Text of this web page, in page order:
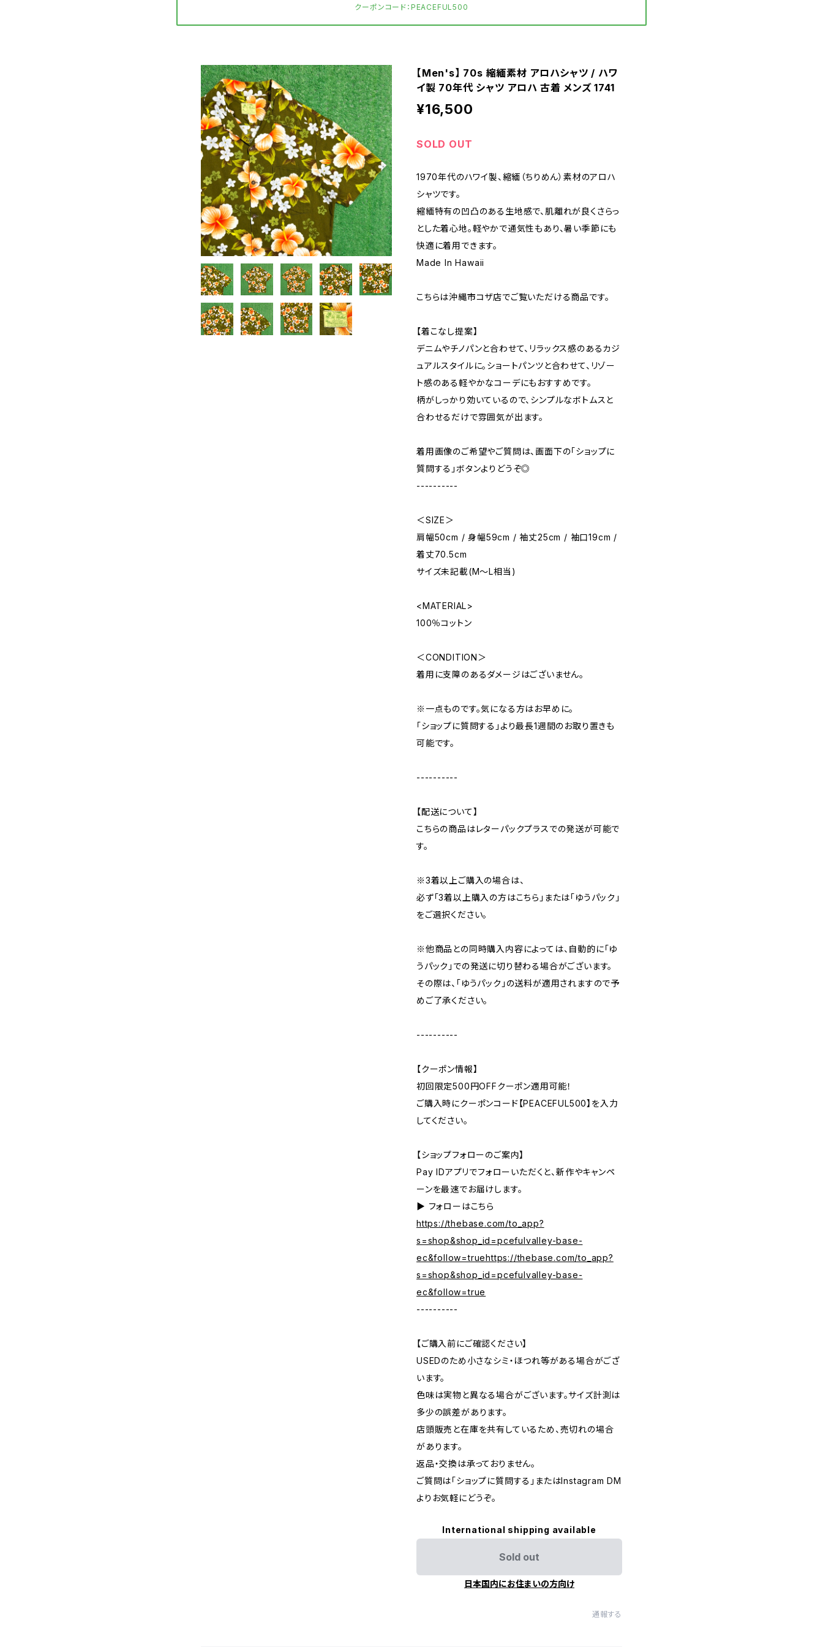
クーポンコード：PEACEFUL500
【Men's】 70s 縮緬素材 アロハシャツ / ハワ
イ製 70年代 シャツ アロハ 古着 メンズ 1741
¥16,500
SOLD OUT
1970年代のハワイ製、縮緬（ちりめん）素材のアロハ
シャツです。
縮緬特有の凹凸のある生地感で、肌離れが良くさらっ
とした着心地。軽やかで通気性もあり、暑い季節にも
快適に着用できます。
Made In Hawaii
こちらは沖縄市コザ店でご覧いただける商品です。
【着こなし提案】
デニムやチノパンと合わせて、リラックス感のあるカジ
ュアルスタイルに。ショートパンツと合わせて、リゾー
ト感のある軽やかなコーデにもおすすめです。
柄がしっかり効いているので、シンプルなボトムスと
合わせるだけで雰囲気が出ます。
着用画像のご希望やご質問は、画面下の「ショップに
質問する」ボタンよりどうぞ◎
----------
＜SIZE＞
肩幅50cm / 身幅59cm / 袖丈25cm / 袖口19cm /
着丈70.5cm
サイズ未記載(M～L相当)
<MATERIAL>
100％コットン
＜CONDITION＞
着用に支障のあるダメージはございません。
※一点ものです。気になる方はお早めに。
「ショップに質問する」より最長1週間のお取り置きも
可能です。
----------
【配送について】
こちらの商品はレターパックプラスでの発送が可能で
す。
※3着以上ご購入の場合は、
必ず「3着以上購入の方はこちら」または「ゆうパック」
をご選択ください。
※他商品との同時購入内容によっては、自動的に「ゆ
うパック」での発送に切り替わる場合がございます。
その際は、「ゆうパック」の送料が適用されますので予
めご了承ください。
----------
【クーポン情報】
初回限定500円OFFクーポン適用可能！
ご購入時にクーポンコード【PEACEFUL500】を入力
してください。
【ショップフォローのご案内】
Pay IDアプリでフォローいただくと、新作やキャンペ
ーンを最速でお届けします。
▶︎ フォローはこちら
https://thebase.com/to_app?
s=shop&shop_id=pcefulvalley-base-
ec&follow=truehttps://thebase.com/to_app?
s=shop&shop_id=pcefulvalley-base-
ec&follow=true
----------
【ご購入前にご確認ください】
USEDのため小さなシミ・ほつれ等がある場合がござ
います。
色味は実物と異なる場合がございます。サイズ計測は
多少の誤差があります。
店頭販売と在庫を共有しているため、売切れの場合
があります。
返品・交換は承っておりません。
ご質問は「ショップに質問する」またはInstagram DM
よりお気軽にどうぞ。
International shipping available
Sold out
日本国内にお住まいの方向け
通報する